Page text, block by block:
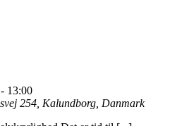
- 13:00
254, Kalundborg, Danmark